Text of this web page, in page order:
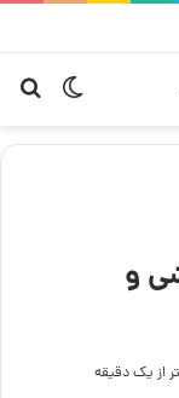
تغییر
و
از یک دقیقه